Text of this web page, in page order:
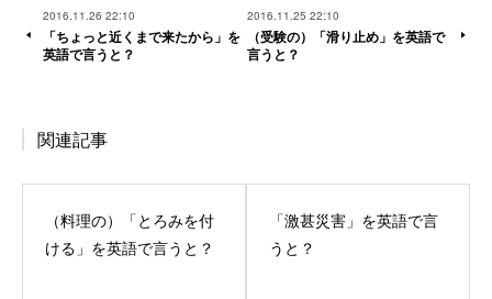
2016.11.26 22:10
「ちょっと近くまで来たから」を
英語で言うと？
2016.11.25 22:10
（受験の）「滑り止め」を英語で
言うと？
関連記事
（料理の）「とろみを付
ける」を英語で言うと？
「激甚災害」を英語で言
うと？